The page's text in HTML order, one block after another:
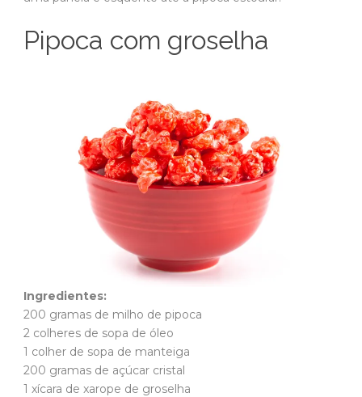
Pipoca com groselha
Ingredientes:
200 gramas de milho de pipoca
2 colheres de sopa de óleo
1 colher de sopa de manteiga
200 gramas de açúcar cristal
1 xícara de xarope de groselha